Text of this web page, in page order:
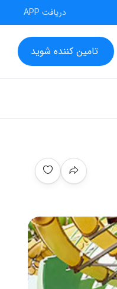
دریافت APP
تامین کننده شوید